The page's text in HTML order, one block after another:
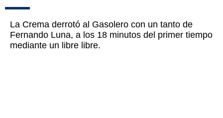
La Crema derrotó al Gasolero con un tanto de
Fernando Luna, a los 18 minutos del primer tiempo
mediante un libre libre.